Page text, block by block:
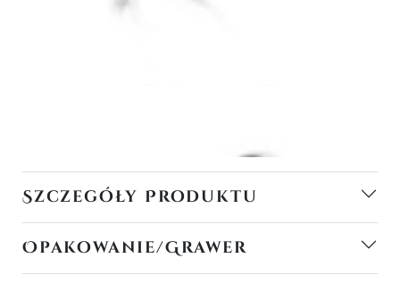
Szczegóły Produktu
Opakowanie/Grawer